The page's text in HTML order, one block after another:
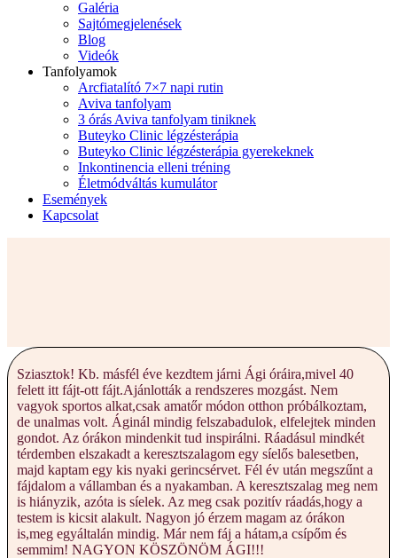
Galéria
Sajtómegjelenések
Blog
Videók
Tanfolyamok
Arcfiatalító 7×7 napi rutin
Aviva tanfolyam
3 órás Aviva tanfolyam tiniknek
Buteyko Clinic légzésterápia
Buteyko Clinic légzésterápia gyerekeknek
Inkontinencia elleni tréning
Életmódváltás kumulátor
Események
Kapcsolat
Sziasztok! Kb. másfél éve kezdtem járni Ági óráira,mivel 40
felett itt fájt-ott fájt.Ajánlották a rendszeres mozgást. Nem
vagyok sportos alkat,csak amatőr módon otthon próbálkoztam,
de unalmas volt. Áginál mindig felszabadulok, elfelejtek minden
gondot. Az órákon mindenkit tud inspirálni. Ráadásul mindkét
térdemben elszakadt a keresztszalagom egy síelős balesetben,
majd kaptam egy kis nyaki gerincsérvet. Fél év után megszűnt a
fájdalom a vállamban és a nyakamban. A keresztszalag meg nem
is hiányzik, azóta is síelek. Az meg csak pozitív ráadás,hogy a
testem is kicsit alakult. Nagyon jó érzem magam az órákon
is,meg egyáltalán mindig. Már nem fáj a hátam,a csípőm és
semmim! NAGYON KÖSZÖNÖM ÁGI!!!